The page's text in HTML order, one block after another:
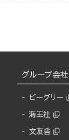
グループ会社
ビーグリー
海王社
文友舎